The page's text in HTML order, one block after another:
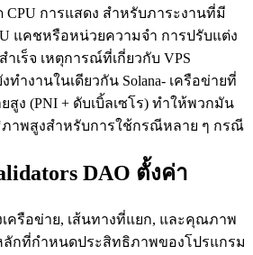
การแสดง สําหรับภาระงานที่มี
แคชหรือหน่วยความจํา การปรับแต่ง
เร็จ เหตุการณ์ที่เกี่ยวกับ VPS
ทํางานในเดียวกัน Solana- เครือข่ายที่
สูง (PNI + ดับเบิ้ลเซโร) ทําให้พวกมัน
ภาพสูงสําหรับการใช้กรณีหลาย ๆ กรณี
DAO ตั้งค่า
เครือข่าย, เส้นทางที่แยก, และคุณภาพ
ลักที่กําหนดประสิทธิภาพของโปรแกรม